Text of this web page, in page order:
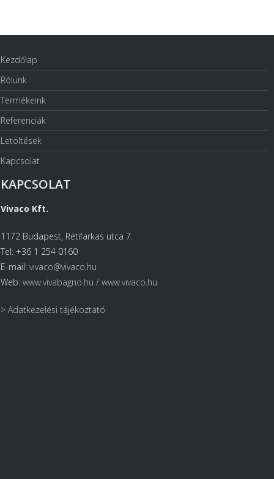
Kezdőlap
Rólunk
Termékeink
Referenciák
Letöltések
Kapcsolat
KAPCSOLAT
Vivaco Kft.
1172 Budapest, Rétifarkas utca 7.
Tel: +36 1 254 0160
E-mail:vivaco@vivaco.hu
Web:www.vivabagno.hu /www.vivaco.hu
> Adatkezelési tájékoztató